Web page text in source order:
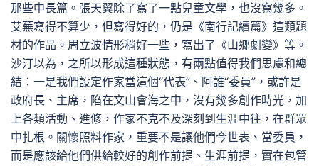
那些中長篇。張天翼除了寫了一點兒童文學，也沒寫幾多。
艾蕪寫得不算少，但寫得好的，仍是《南行記續篇》這類題
材的作品。周立波情形稍好一些，寫出了《山鄉劇變》等。
沙汀以為，之所以形成這種狀態，有兩點值得我們思慮和總
結：一是我們設定作家當這個“代表”、阿誰“委員”，或許是
政府長、主席，陷在文山會海之中，沒有幾多創作時光，加
上各類活動、進修，作家不克不及深刻到生涯中往，在群眾
中扎根。關懷照料作家，重要不是讓他們今世表、當委員，
而是應該給他們供給較好的創作前提、生涯前提，實在包管